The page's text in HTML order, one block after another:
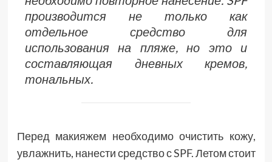
производится не только как
отдельное средство для
использования на пляже, но это и
составляющая дневных кремов,
тональных.
Перед макияжем необходимо очистить кожу,
увлажнить, нанести средство с SPF. Летом стоит